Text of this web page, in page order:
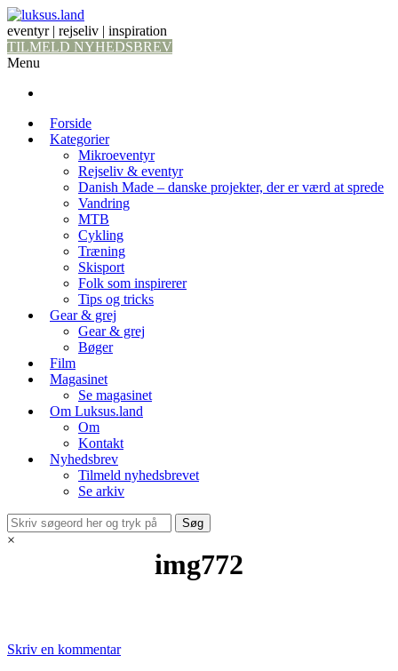
eventyr | rejseliv | inspiration
TILMELD NYHEDSBREV
Menu
Forside
Kategorier
Mikroeventyr
Rejseliv & eventyr
Danish Made – danske projekter, der er værd at sprede
Vandring
MTB
Cykling
Træning
Skisport
Folk som inspirerer
Tips og tricks
Gear & grej
Gear & grej
Bøger
Film
Magasinet
Se magasinet
Om Luksus.land
Om
Kontakt
Nyhedsbrev
Tilmeld nyhedsbrevet
Se arkiv
×
img772
Skriv en kommentar